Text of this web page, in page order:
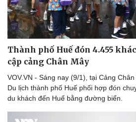
Thành phố Huế đón 4.455
cập cảng Chân Mây
VOV.VN - Sáng nay (9/1), tại Cảng
Du lịch thành phố Huế phối hợp đón
du khách đến Huế bằng đường biển.